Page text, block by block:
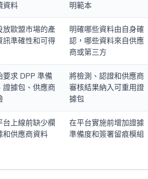
資料
明範本
放歐盟市場的產
訊準確性和可得
明確哪些資料由自身確
認，哪些資料來自供應
商或第三方
要求 DPP 準備
證據包、供應商
將檢測、認證和供應商
審核結果納入可重用證
據包
台上線前缺少欄
和供應商資料
在平台實施前增加證據
準備度和簽署留痕模組